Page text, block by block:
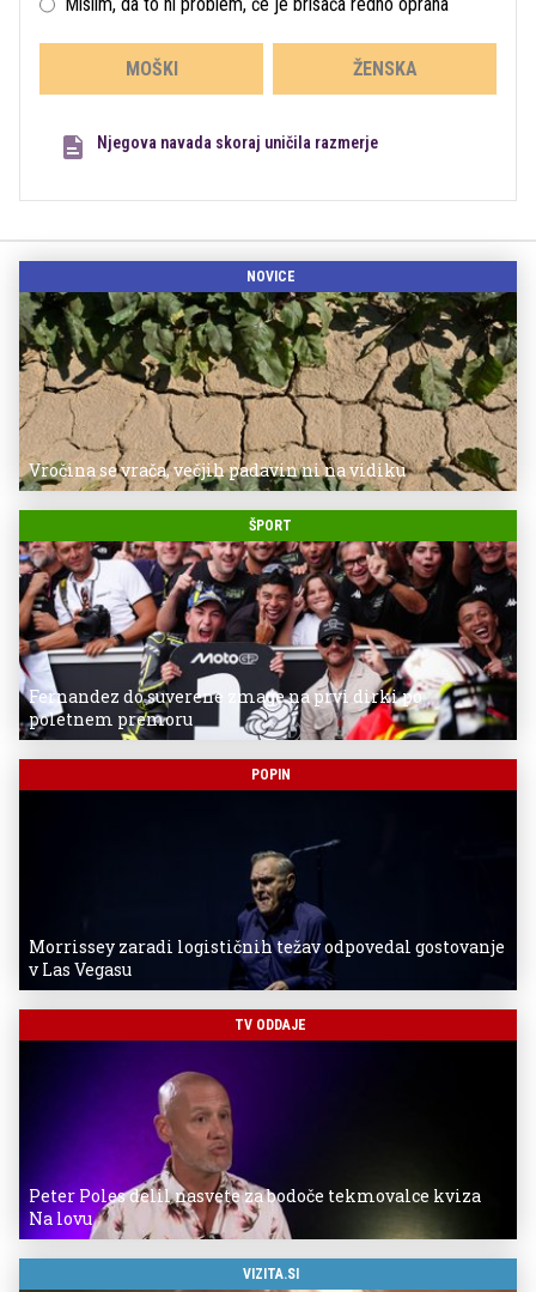
MOŠKI ŽENSKA
Njegova navada skoraj uničila razmerje
NOVICE
Vročina se vrača, večjih padavin ni na vidiku
ŠPORT
Fernandez do suverene zmage na prvi dirki po
poletnem premoru
POPIN
Morrissey zaradi logističnih težav odpovedal gostovanje
v Las Vegasu
TV ODDAJE
Peter Poles delil nasvete za bodoče tekmovalce kviza
Na lovu
VIZITA.SI